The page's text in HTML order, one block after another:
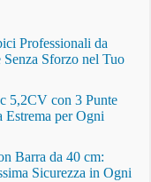
Professionali da
Senza Sforzo nel Tuo
5,2CV con 3 Punte
per Ogni
Barra da 40 cm:
Sicurezza in Ogni